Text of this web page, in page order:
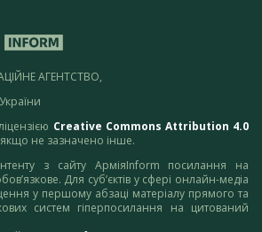
АГЕНТСТВО,
Creative Commons Attribution 4.0
якщо не зазначено інше.
з сайту АрміяInform посилання на
Для суб’єктів у сфері онлайн-медіа
у першому абзаці матеріалу прямого та
систем гіперпосилання на цитований